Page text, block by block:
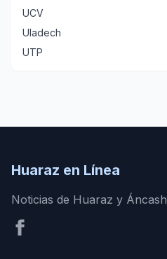
UCV
Uladech
UTP
Huaraz en Línea
Noticias de Huaraz y Áncash